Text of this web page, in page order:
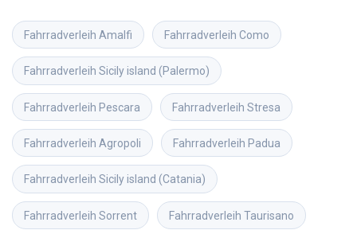
Fahrradverleih Amalfi Fahrradverleih Como
Fahrradverleih Sicily island (Palermo)
Fahrradverleih Pescara Fahrradverleih Stresa
Fahrradverleih Agropoli Fahrradverleih Padua
Fahrradverleih Sicily island (Catania)
Fahrradverleih Sorrent Fahrradverleih Taurisano